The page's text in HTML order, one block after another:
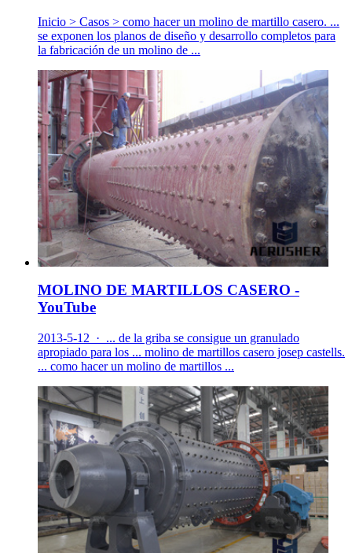
Inicio > Casos > como hacer un molino de martillo casero. ...
se exponen los planos de diseño y desarrollo completos para
la fabricación de un molino de ...
MOLINO DE MARTILLOS CASERO -
YouTube
2013-5-12 · ... de la griba se consigue un granulado
apropiado para los ... molino de martillos casero josep castells.
... como hacer un molino de martillos ...